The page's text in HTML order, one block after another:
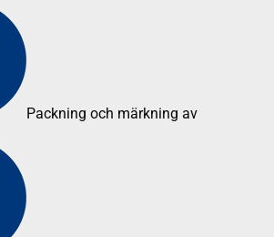
Packning och märkning av